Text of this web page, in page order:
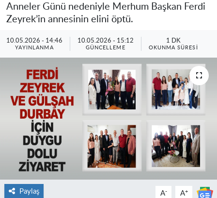
Anneler Günü nedeniyle Merhum Başkan Ferdi
Zeyrek’in annesinin elini öptü.
10.05.2026 - 14:46
YAYINLANMA
10.05.2026 - 15:12
GÜNCELLEME
1 DK
OKUNMA SÜRESI
Paylaş A- A+
Soma
Resmi İlanlar
Son Dakika Haberleri
Haber Arşivi